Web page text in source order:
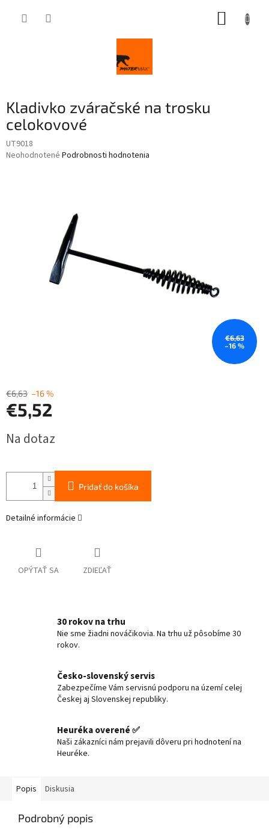
Kladivko zváračské na trosku
celokovové
UT9018
Priemerné
Neohodnotené Podrobnosti hodnotenia
€6,63
–16 %
€6,63 –16 %
€5,52
cena:
Na dotaz
Pridať do košíka
Detailné informácie
OPÝTAŤ SA ZDIEĽAŤ
30 rokov na trhu
Nie sme žiadni nováčikovia. Na trhu už pôsobíme 30
rokov.
Česko-slovenský servis
Zabezpečíme Vám servisnú podporu na území celej
Českej aj Slovenskej republiky.
Heuréka overené ✅
Naši zákazníci nám prejavili dôveru pri hodnotení na
Heuréke.
Popis Diskusia
Podrobný popis